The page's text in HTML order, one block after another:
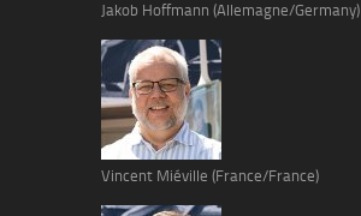
Jakob Hoffmann (Allemagne/Germany)
Vincent Miéville (France/France)